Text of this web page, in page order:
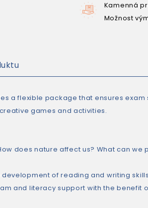
Kamenná
Možnost
a flexible package that ensures
games and activities.
does nature affect us? What can we
development of reading and writing
and literacy support with the benefit